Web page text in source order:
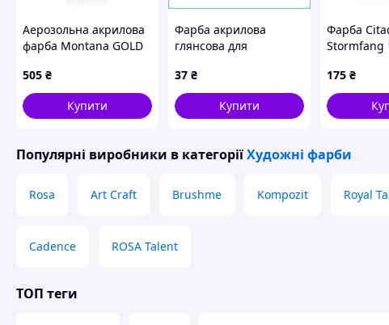
Аерозольна акрилова
фарба Montana GOLD
400 мл
505 ₴
Купити
Фарба акрилова
глянсова для
Кремова 20мл для
декору полотна
професійна
37 ₴
Купити
Фарба
Stormfang
175 ₴
Популярні виробники в категоріїХудожні фарби
Rosa Art Craft Brushme Kompozit Royal
Cadence ROSA Talent
ТОП теги